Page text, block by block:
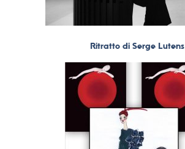
Ritratto di Serge Lutens